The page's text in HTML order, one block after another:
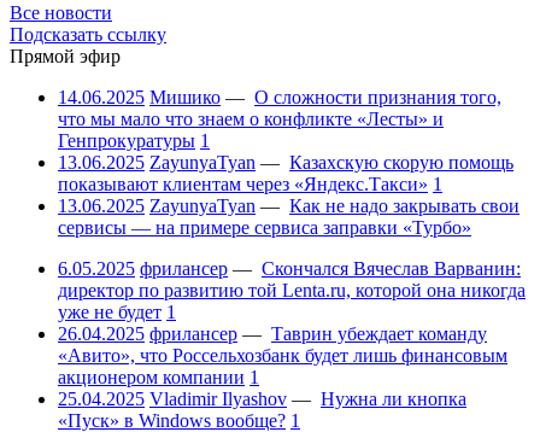
Все новости
Подсказать ссылку
Прямой эфир
14.06.2025 Мишико — О сложности признания того,
что мы мало что знаем о конфликте «Лесты» и
Генпрокуратуры 1
13.06.2025 ZayunyaTyan — Казахскую скорую помощь
показывают клиентам через «Яндекс.Такси» 1
13.06.2025 ZayunyaTyan — Как не надо закрывать свои
сервисы — на примере сервиса заправки «Турбо»
6.05.2025 фрилансер — Скончался Вячеслав Варванин:
директор по развитию той Lenta.ru, которой она никогда
уже не будет 1
26.04.2025 фрилансер — Таврин убеждает команду
«Авито», что Россельхозбанк будет лишь финансовым
акционером компании 1
25.04.2025 Vladimir Ilyashov — Нужна ли кнопка
«Пуск» в Windows вообще? 1